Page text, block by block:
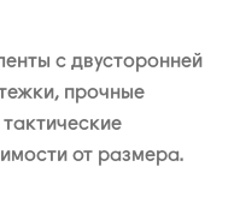
с двусторонней
прочные
от размера.